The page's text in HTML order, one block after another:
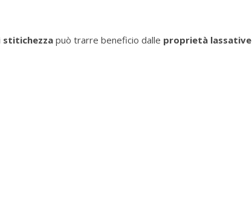
stitichezza può trarre beneficio dalle proprietà lassative